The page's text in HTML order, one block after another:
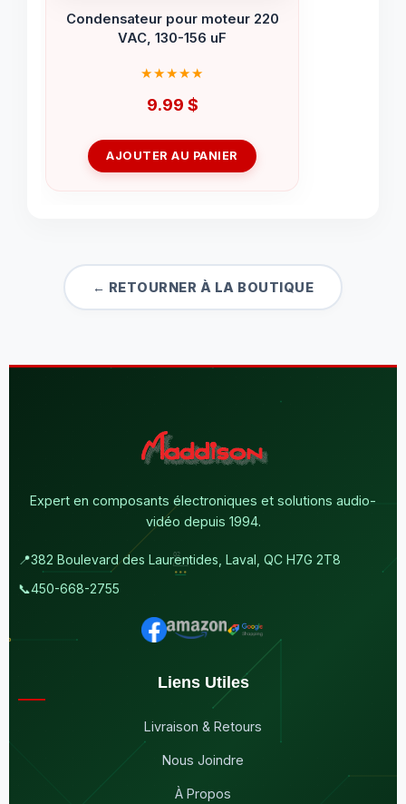
Condensateur pour moteur 220
VAC, 130-156 uF
9.99 $
AJOUTER AU PANIER
← RETOURNER À LA BOUTIQUE
Expert en composants électroniques et solutions audio-
vidéo depuis 1994.
📍382 Boulevard des Laurentides, Laval, QC H7G 2T8
📞450-668-2755
Liens Utiles
Livraison & Retours
Nous Joindre
À Propos